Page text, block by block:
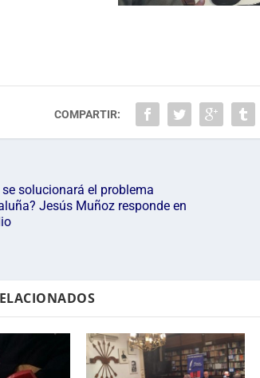
COMPARTIR:
se solucionará el problema
Jesús Muñoz responde en